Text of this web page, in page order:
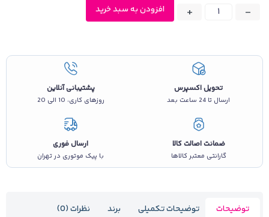
تحویل اکسپرس
ارسال تا 24 ساعت بعد
پشتیبانی آنلاین
روزهای کاری، 10 الی 20
ضمانت اصالت کالا
گارانتی معتبر کالاها
ارسال فوری
با پیک موتوری در تهران
-
+ افزودن به سبد خرید
توضیحات توضیحات تکمیلی برند
نظرات (0)